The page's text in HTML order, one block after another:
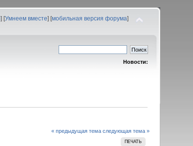
] [Умнеем вместе] [мобильная версия форума]
Новости:
« предыдущая тема следующая тема »
ПЕЧАТЬ